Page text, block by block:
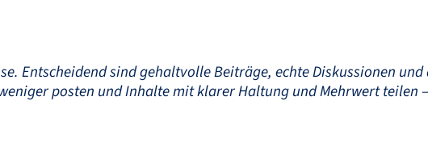
Entscheidend sind gehaltvolle Beiträge, echte Diskussionen
posten und Inhalte mit klarer Haltung und Mehrwert teilen